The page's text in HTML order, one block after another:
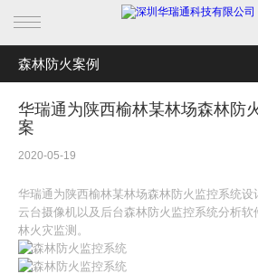
首页
产品中心
行业产品
解决方案
成功案例
森林防火案例
全部分类森林防火案例
电力巡检案例
轨道交通案例
华瑞通为陕西榆林某林场森林防
案
2020-05-19
华瑞通为陕西榆林某林场森林防火监控系统设
云台摄像机以及后台森林防火监控系统分析
林火灾监测。